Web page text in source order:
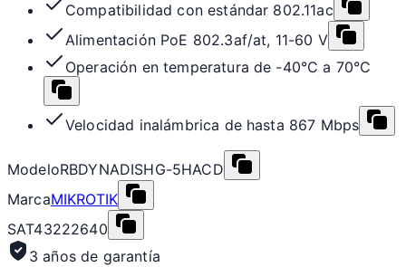
Compatibilidad con estándar 802.11ac
Alimentación PoE 802.3af/at, 11-60 V
Operación en temperatura de -40°C a 70°C
Velocidad inalámbrica de hasta 867 Mbps
ModeloRBDYNADISHG-5HACD
MarcaMIKROTIK
SAT43222640
3 años de garantía